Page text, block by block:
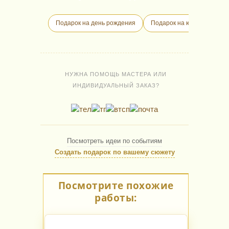
Подарок на день рождения Подарок на юбилей
НУЖНА ПОМОЩЬ МАСТЕРА ИЛИ
ИНДИВИДУАЛЬНЫЙ ЗАКАЗ?
Посмотреть идеи по событиям
Создать подарок по вашему сюжету
Посмотрите похожие
работы: